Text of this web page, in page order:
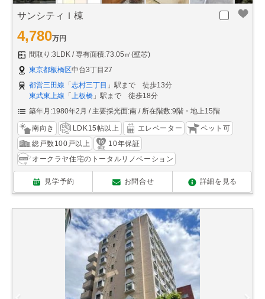
サンシティＩ棟
4,780万円
間取り:3LDK
専有面積:73.05㎡(壁芯)
東京都板橋区中台3丁目27
都営三田線 「 志村三丁目 」駅まで 徒歩13分
東武東上線 「 上板橋 」駅まで 徒歩18分
築年月:1980年2月
主要採光面:南 所在階数:9階・地上15階
南向き LDK15帖以上 エレベーター
ペット可
総戸数100戸以上
10年保証
オークラヤ住宅のトータルリノベーション
見学予約 お問合せ 詳細を見る